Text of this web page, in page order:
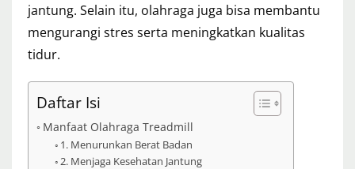
jantung. Selain itu, olahraga juga bisa membantu
mengurangi stres serta meningkatkan kualitas
tidur.
Daftar Isi
Manfaat Olahraga Treadmill
1. Menurunkan Berat Badan
2. Menjaga Kesehatan Jantung